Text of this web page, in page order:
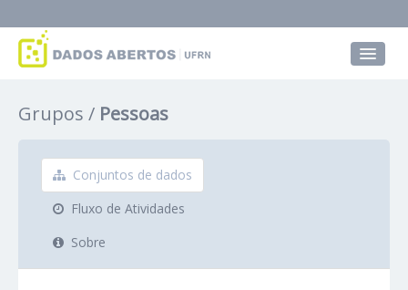
Grupos
Sobre
Grupos Pessoas
Conjuntos de dados
Fluxo de Atividades
Sobre